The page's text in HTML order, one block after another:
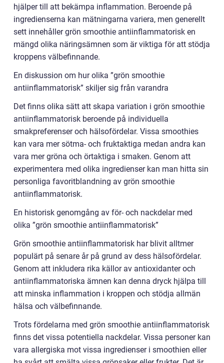
hjälper till att bekämpa inflammation. Beroende på
ingredienserna kan mätningarna variera, men generellt
sett innehåller grön smoothie antiinflammatorisk en
mängd olika näringsämnen som är viktiga för att stödja
kroppens välbefinnande.
En diskussion om hur olika ”grön smoothie
antiinflammatorisk” skiljer sig från varandra
Det finns olika sätt att skapa variation i grön smoothie
antiinflammatorisk beroende på individuella
smakpreferenser och hälsofördelar. Vissa smoothies
kan vara mer sötma- och fruktaktiga medan andra kan
vara mer gröna och örtaktiga i smaken. Genom att
experimentera med olika ingredienser kan man hitta sin
personliga favoritblandning av grön smoothie
antiinflammatorisk.
En historisk genomgång av för- och nackdelar med
olika ”grön smoothie antiinflammatorisk”
Grön smoothie antiinflammatorisk har blivit alltmer
populärt på senare år på grund av dess hälsofördelar.
Genom att inkludera rika källor av antioxidanter och
antiinflammatoriska ämnen kan denna dryck hjälpa till
att minska inflammation i kroppen och stödja allmän
hälsa och välbefinnande.
Trots fördelarna med grön smoothie antiinflammatorisk
finns det vissa potentiella nackdelar. Vissa personer kan
vara allergiska mot vissa ingredienser i smoothien eller